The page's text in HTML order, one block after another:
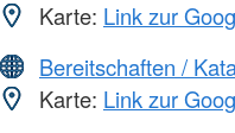
Karte: Link zur
Bereitschaften /
Karte: Link zur